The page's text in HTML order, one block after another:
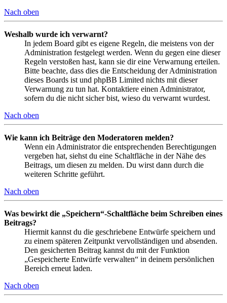
Nach oben
Weshalb wurde ich verwarnt?
In jedem Board gibt es eigene Regeln, die meistens von der
Administration festgelegt werden. Wenn du gegen eine dieser
Regeln verstoßen hast, kann sie dir eine Verwarnung erteilen.
Bitte beachte, dass dies die Entscheidung der Administration
dieses Boards ist und phpBB Limited nichts mit dieser
Verwarnung zu tun hat. Kontaktiere einen Administrator,
sofern du die nicht sicher bist, wieso du verwarnt wurdest.
Nach oben
Wie kann ich Beiträge den Moderatoren melden?
Wenn ein Administrator die entsprechenden Berechtigungen
vergeben hat, siehst du eine Schaltfläche in der Nähe des
Beitrags, um diesen zu melden. Du wirst dann durch die
weiteren Schritte geführt.
Nach oben
Was bewirkt die „Speichern“-Schaltfläche beim Schreiben eines
Beitrags?
Hiermit kannst du die geschriebene Entwürfe speichern und
zu einem späteren Zeitpunkt vervollständigen und absenden.
Den gesicherten Beitrag kannst du mit der Funktion
„Gespeicherte Entwürfe verwalten“ in deinem persönlichen
Bereich erneut laden.
Nach oben